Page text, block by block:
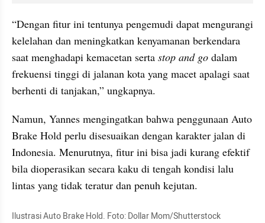
“Dengan fitur ini tentunya pengemudi dapat mengurangi
kelelahan dan meningkatkan kenyamanan berkendara
saat menghadapi kemacetan serta stop and go dalam
frekuensi tinggi di jalanan kota yang macet apalagi saat
berhenti di tanjakan,” ungkapnya.
Namun, Yannes mengingatkan bahwa penggunaan Auto
Brake Hold perlu disesuaikan dengan karakter jalan di
Indonesia. Menurutnya, fitur ini bisa jadi kurang efektif
bila dioperasikan secara kaku di tengah kondisi lalu
lintas yang tidak teratur dan penuh kejutan.
Ilustrasi Auto Brake Hold. Foto: Dollar Mom/Shutterstock